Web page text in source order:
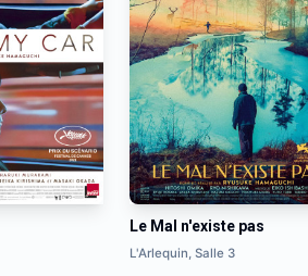
Le Mal n'existe pas
L'Arlequin, Salle 3